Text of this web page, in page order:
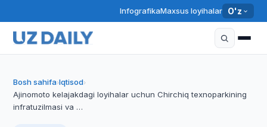
InfografikaMaxsus loyihalar O'z
Bosh sahifa›Iqtisod›
Ajinomoto kelajakdagi loyihalar uchun Chirchiq texnoparkining
infratuzilmasi va …